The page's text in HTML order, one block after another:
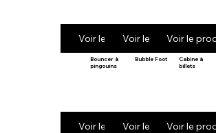
Voir le produitVoir le produit
Voir le
Bouncer à
pingouins
Voir le produit
Bubble Foot
Voir le produit
Cabine à
billets
Voir le